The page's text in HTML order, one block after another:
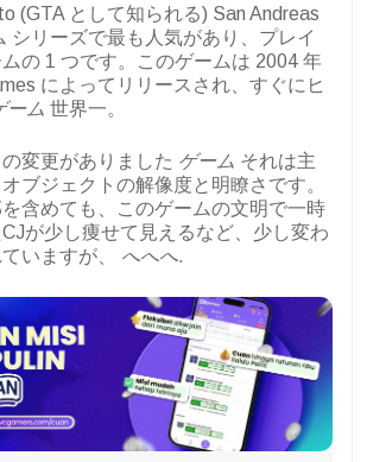
(GTA として知られる) San Andreas
シリーズで最も人気があり、プレイ
の 1 つです。このゲームは 2004 年
によってリリースされ、すぐにヒ
ーム 世界一。
変更がありました ゲーム それは主
ブジェクトの解像度と明瞭さです。
含めても、このゲームの文明で一時
が少し痩せて見えるなど、少し変わ
いますが、 へへへ.